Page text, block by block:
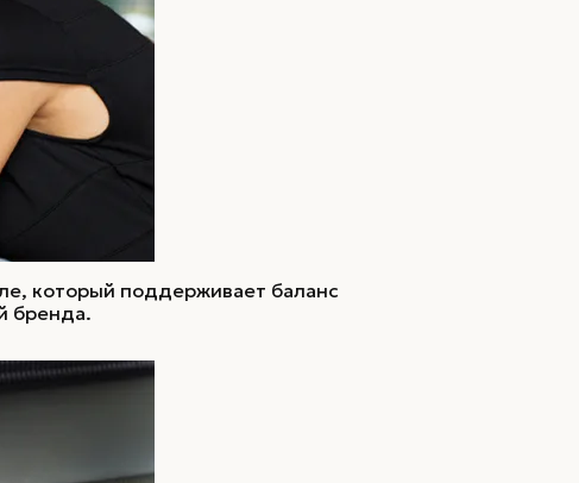
который поддерживает баланс
бренда.